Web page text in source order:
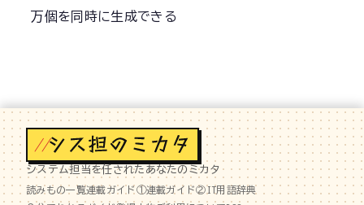
万個を同時に生成できる
//
システム担当を任されたあなたのミカタ
読みもの一覧連載ガイド①連載ガイド② IT用語辞典